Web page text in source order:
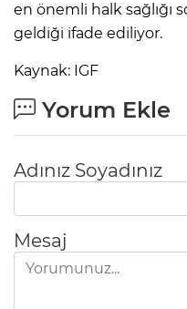
en önemli halk sağlığı
geldiği ifade ediliyor.
Kaynak: IGF
Yorum Ekle
Adınız Soyadınız
Mesaj